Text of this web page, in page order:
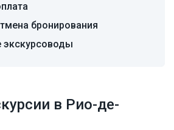
бронирования
экскурсоводы
в Рио-де-